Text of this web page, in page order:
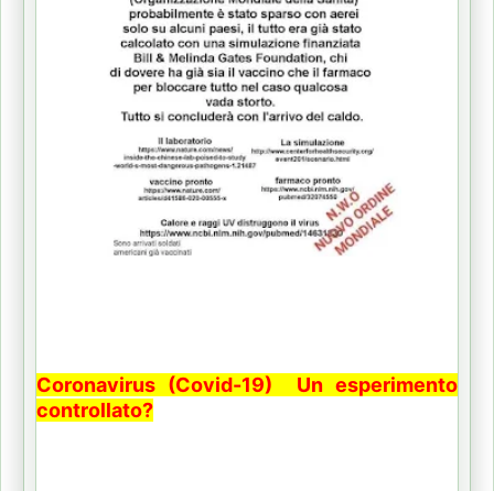
Coronavirus (Covid-19) Un esperimento
controllato?